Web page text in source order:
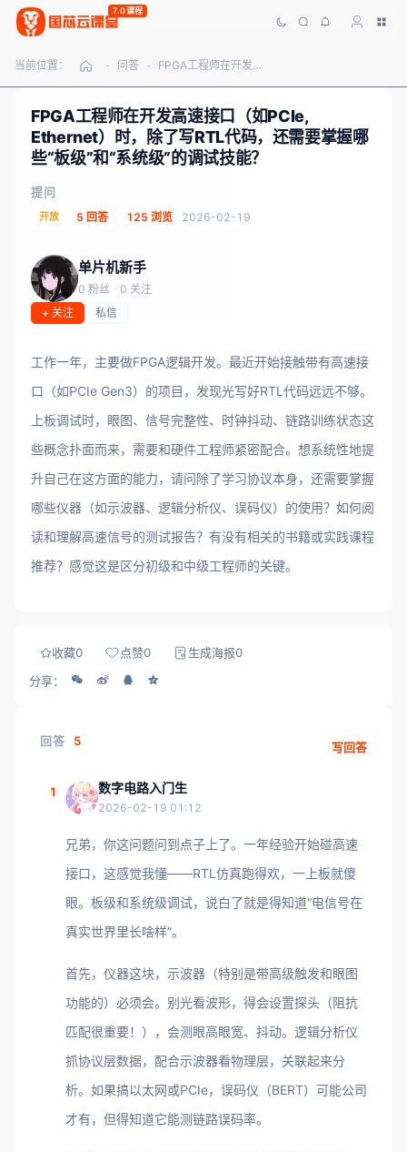
7.0课程
当前位置： - 问答 - FPGA工程师在开发高速接口（如PCIe, Ethernet）时，除了写RTL代码，还需要掌握哪些“板级”和“系统级”的调试技能？
FPGA工程师在开发高速接口（如PCIe,
Ethernet）时，除了写RTL代码，还需要掌握哪
些“板级”和“系统级”的调试技能？
提问
开放 5 回答 125 浏览 2026-02-19
单片机新手
0 粉丝 · 0 关注
+ 关注
私信
工作一年，主要做FPGA逻辑开发。最近开始接触带有高速接
口（如PCIe Gen3）的项目，发现光写好RTL代码远远不够。
上板调试时，眼图、信号完整性、时钟抖动、链路训练状态这
些概念扑面而来，需要和硬件工程师紧密配合。想系统性地提
升自己在这方面的能力，请问除了学习协议本身，还需要掌握
哪些仪器（如示波器、逻辑分析仪、误码仪）的使用？如何阅
读和理解高速信号的测试报告？有没有相关的书籍或实践课程
推荐？感觉这是区分初级和中级工程师的关键。
收藏0 点赞0 生成海报0
分享：
回答 5 写回答
1 数字电路入门生
2026-02-19 01:12
兄弟，你这问题问到点子上了。一年经验开始碰高速
接口，这感觉我懂——RTL仿真跑得欢，一上板就傻
眼。板级和系统级调试，说白了就是得知道“电信号在
真实世界里长啥样”。
首先，仪器这块，示波器（特别是带高级触发和眼图
功能的）必须会。别光看波形，得会设置探头（阻抗
匹配很重要！），会测眼高眼宽、抖动。逻辑分析仪
抓协议层数据，配合示波器看物理层，关联起来分
析。如果搞以太网或PCIe，误码仪（BERT）可能公司
才有，但得知道它能测链路误码率。